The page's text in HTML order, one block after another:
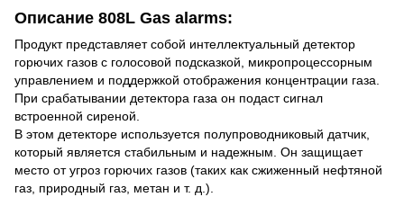
Описание 808L Gas alarms:
Продукт представляет собой интеллектуальный детектор
горючих газов с голосовой подсказкой, микропроцессорным
управлением и поддержкой отображения концентрации газа.
При срабатывании детектора газа он подаст сигнал
встроенной сиреной.
В этом детекторе используется полупроводниковый датчик,
который является стабильным и надежным. Он защищает
место от угроз горючих газов (таких как сжиженный нефтяной
газ, природный газ, метан и т. д.).